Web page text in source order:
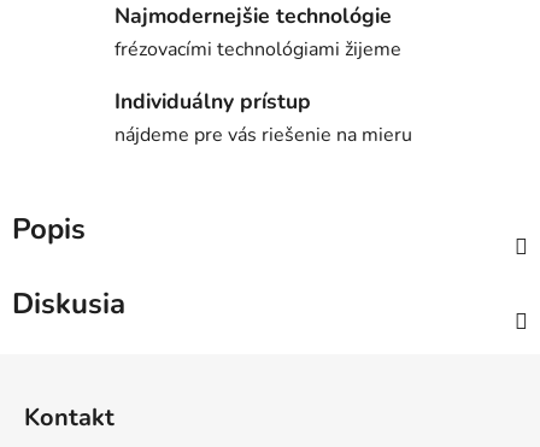
Najmodernejšie technológie
frézovacími technológiami žijeme
Individuálny prístup
nájdeme pre vás riešenie na mieru
Popis
Diskusia
Kontakt